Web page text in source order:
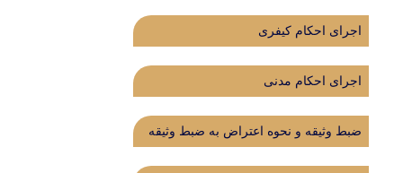
اجرای احکام کیفری
اجرای احکام مدنی
ضبط وثیقه و نحوه اعتراض به ضبط وثیقه